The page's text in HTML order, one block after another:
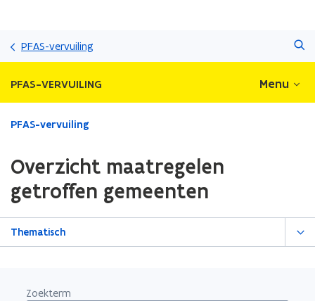
gaan
PFAS-vervuiling
PFAS-VERVUILING Menu
Gedaan
bevindt
zich
Overzicht
PFAS-vervuiling
Overzicht maatregelen
getroffen gemeenten
Thematisch
Zoekterm